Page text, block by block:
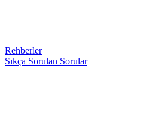
Rehberler
Sıkça Sorulan Sorular